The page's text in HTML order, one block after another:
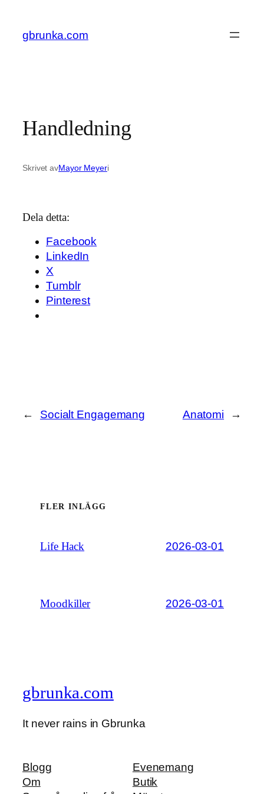
innehåll
gbrunka.com
Handledning
Skrivet avMayor Meyeri
Dela detta:
Facebook
LinkedIn
X
Tumblr
Pinterest
← Socialt Engagemang Anatomi →
FLER INLÄGG
Life Hack 2026-03-01
Moodkiller 2026-03-01
gbrunka.com
It never rains in Gbrunka
Blogg
Om
Evenemang
Butik